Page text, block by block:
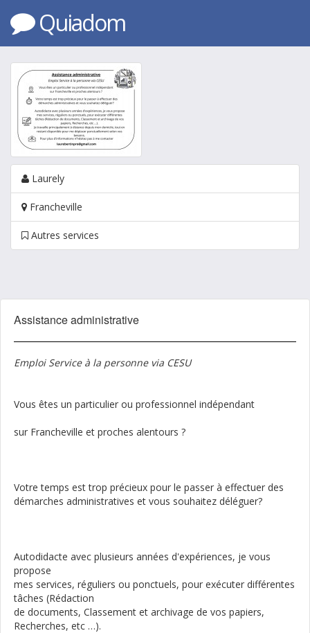
Quiadom
Laurely
Francheville
Autres services
Assistance administrative
Emploi Service à la personne via CESU
Vous êtes un particulier ou professionnel indépendant
sur Francheville et proches alentours ?
Votre temps est trop précieux pour le passer à effectuer des
démarches administratives et vous souhaitez déléguer?
Autodidacte avec plusieurs années d'expériences, je vous
propose
mes services, réguliers ou ponctuels, pour exécuter différentes
tâches (Rédaction
de documents, Classement et archivage de vos papiers,
Recherches, etc …).